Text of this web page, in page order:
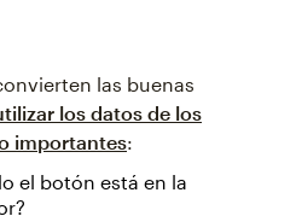
las buenas
los datos de los
importantes:
el botón está en la